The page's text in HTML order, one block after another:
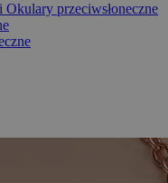
przeciwsłoneczne